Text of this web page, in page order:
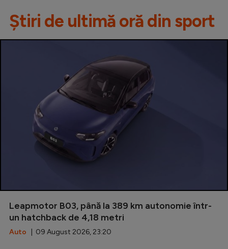
Știri de ultimă oră din sport
Leapmotor B03, până la 389 km autonomie într-
un hatchback de 4,18 metri
Auto | 09 August 2026, 23:20